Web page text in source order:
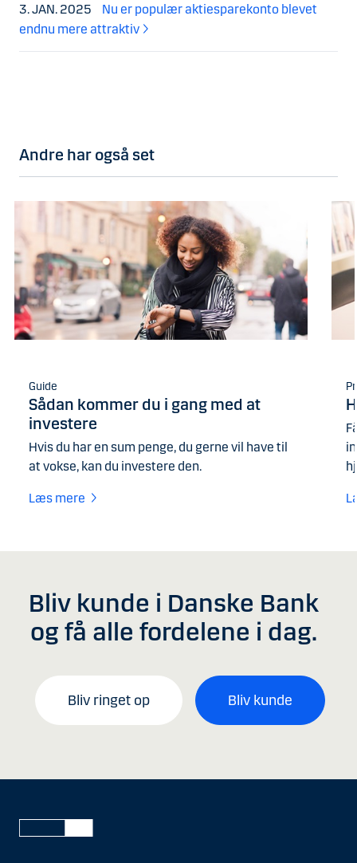
3. JAN. 2025
Nu er populær aktiesparekonto blevet
endnu mere attraktiv
Andre har også set
Guide
Sådan kommer du i gang med at
investere
Hvis du har en sum penge, du gerne vil have til
at vokse, kan du investere den.
Læs mere
Bliv kunde i Danske Bank
og få alle fordelene i dag.
Bliv ringet op Bliv kunde